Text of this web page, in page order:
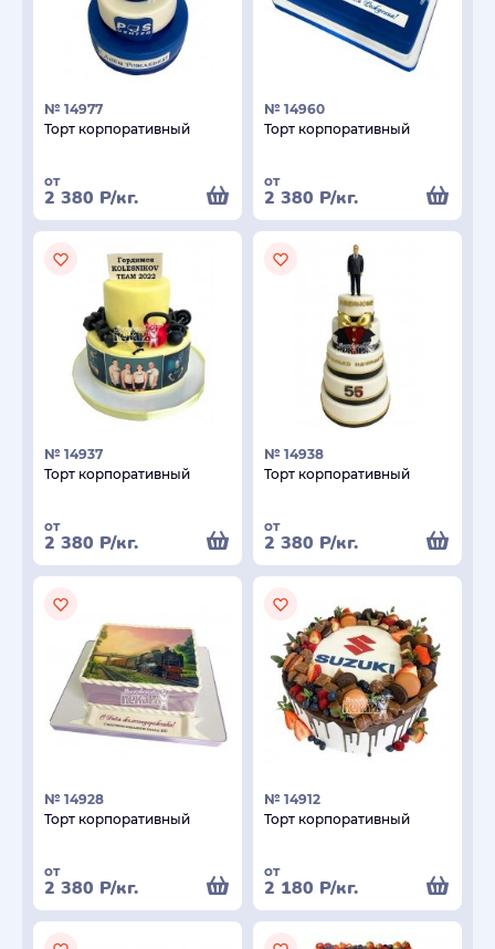
№ 14977
Торт корпоративный
от
2 380 Р/кг.
№ 14960
Торт корпоративный
от
2 380 Р/кг.
№ 14937
Торт корпоративный
от
2 380 Р/кг.
№ 14938
Торт корпоративный
от
2 380 Р/кг.
№ 14928
Торт корпоративный
от
2 380 Р/кг.
№ 14912
Торт корпоративный
от
2 180 Р/кг.